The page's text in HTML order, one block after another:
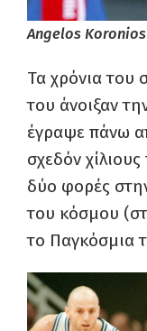
Angelos Koronios
Τα χρόνια του
του άνοιξαν
έγραψε πάνω
σχεδόν
δύο φορές
του κόσμου
το Παγκόσμια